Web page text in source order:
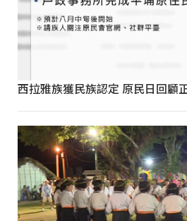
西拉雅族獲民族認定 原民日回顧